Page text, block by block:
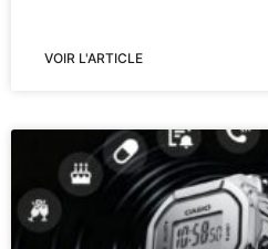
VOIR L'ARTICLE